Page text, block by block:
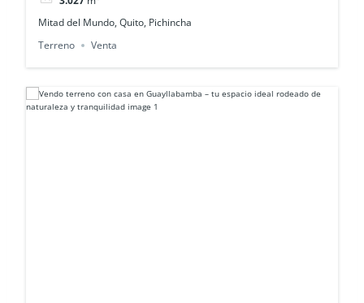
Mitad del Mundo, Quito, Pichincha
Terreno
Venta